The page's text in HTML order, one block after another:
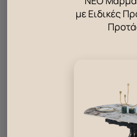
με Ειδικές